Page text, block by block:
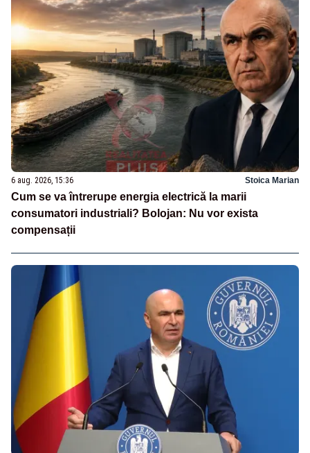
6 aug. 2026, 15:36 Stoica Marian
Cum se va întrerupe energia electrică la marii
consumatori industriali? Bolojan: Nu vor exista
compensații